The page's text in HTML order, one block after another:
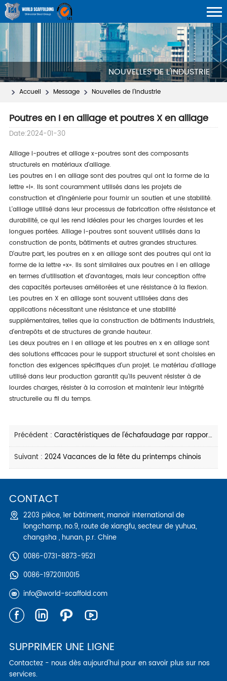
NOUVELLES DE L'INDUSTRIE
Accueil Message Nouvelles de l'industrie
Poutres en I en alliage et poutres X en alliage
Date:2024-01-30
Alliage i-poutres et alliage x-poutres sont des composants
structurels en matériaux d'alliage.
Les poutres en i en alliage sont des poutres qui ont la forme de la
lettre «i». Ils sont couramment utilisés dans les projets de
construction et d'ingénierie pour fournir un soutien et une stabilité.
L'alliage utilisé dans leur processus de fabrication offre résistance et
durabilité, ce qui les rend idéales pour les charges lourdes et les
longues portées. Alliage i-poutres sont souvent utilisés dans la
construction de ponts, bâtiments et autres grandes structures.
D'autre part, les poutres en x en alliage sont des poutres qui ont la
forme de la lettre «x». Ils sont similaires aux poutres en i en alliage
en termes d'utilisation et d'avantages, mais leur conception offre
des capacités porteuses améliorées et une résistance à la flexion.
Les poutres en X en alliage sont souvent utilisées dans des
applications nécessitant une résistance et une stabilité
supplémentaires, telles que la construction de bâtiments industriels,
d'entrepôts et de structures de grande hauteur.
Les deux poutres en i en alliage et les poutres en x en alliage sont
des solutions efficaces pour le support structurel et sont choisies en
fonction des exigences spécifiques d'un projet. Le matériau d'alliage
utilisé dans leur production garantit qu'ils peuvent résister à de
lourdes charges, résister à la corrosion et maintenir leur intégrité
structurelle au fil du temps.
Précédent : Caractéristiques de l'échafaudage par rapport à la structure générale
Suivant : 2024 Vacances de la fête du printemps chinois
CONTACT
2203 pièce, 1er bâtiment, manoir international de
longchamp, no.9, route de xiangfu, secteur de yuhua,
changsha , hunan, p.r. Chine
0086-0731-8873-9521
0086-19720110015
info@world-scaffold.com
SUPPRIMER UNE LIGNE
Contactez - nous dès aujourd'hui pour en savoir plus sur nos
services.